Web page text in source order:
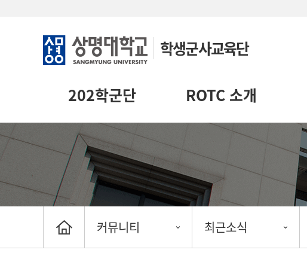
학생군사교육단
202학군단 ROTC 소개
커뮤니티 최근소식